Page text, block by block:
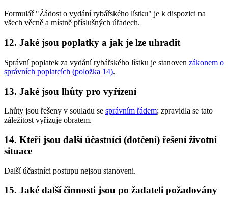
Formulář "Žádost o vydání rybářského lístku" je k dispozici na
všech věcně a místně příslušných úřadech.
12. Jaké jsou poplatky a jak je lze uhradit
Správní poplatek za vydání rybářského lístku je stanoven zákonem o
správních poplatcích (položka 14).
13. Jaké jsou lhůty pro vyřízení
Lhůty jsou řešeny v souladu se správním řádem; zpravidla se tato
záležitost vyřizuje obratem.
14. Kteří jsou další účastníci (dotčení) řešení životní
situace
Další účastníci postupu nejsou stanoveni.
15. Jaké další činnosti jsou po žadateli požadovány